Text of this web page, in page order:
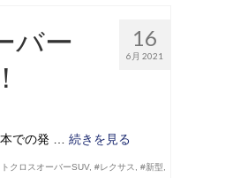
16
6月 2021
バー
本での発 …続きを見る
クロスオーバーSUV,#レクサス ,#新型